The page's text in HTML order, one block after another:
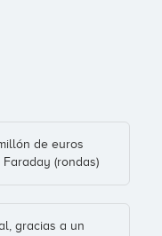
de euros
(rondas)
gracias a un